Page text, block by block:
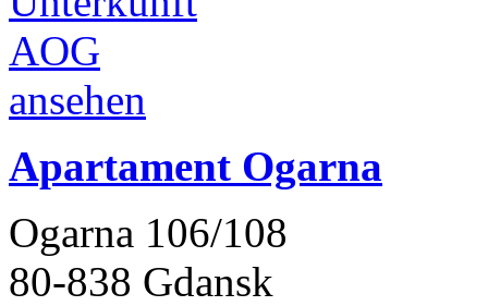
Apartament Ogarna
Ogarna 106/108
80-838 Gdansk